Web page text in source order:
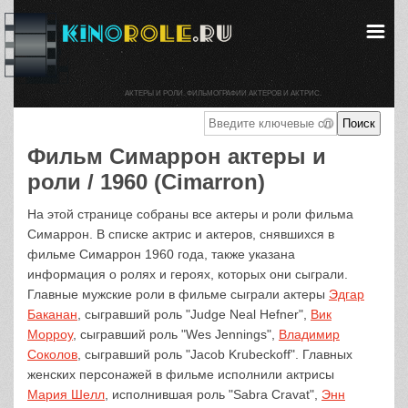
Фильм Симаррон актеры и
роли / 1960 (Cimarron)
На этой странице собраны все актеры и роли фильма
Симаррон. В списке актрис и актеров, снявшихся в
фильме Симаррон 1960 года, также указана
информация о ролях и героях, которых они сыграли.
Главные мужские роли в фильме сыграли актеры Эдгар
Баканан , сыгравший роль "Judge Neal Hefner", Вик
Морроу, сыгравший роль "Wes Jennings", Владимир
Соколов , сыгравший роль "Jacob Krubeckoff". Главных
женских персонажей в фильме исполнили актрисы
Мария Шелл , исполнившая роль "Sabra Cravat", Энн
АКТЕРЫ И РОЛИ. ФИЛЬМОГРАФИИ АКТЕРОВ И АКТРИС.